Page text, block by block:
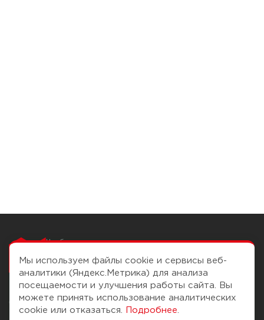
Чтобы вам легко
О компании Помощь
Мы используем файлы cookie и сервисы веб-
аналитики (Яндекс.Метрика) для анализа
посещаемости и улучшения работы сайта. Вы
можете принять использование аналитических
cookie или отказаться.
Подробнее